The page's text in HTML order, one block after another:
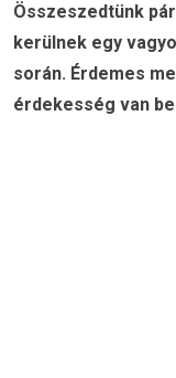
Összeszedtünk
kerülnek egy
során. Érdemes
érdekesség van